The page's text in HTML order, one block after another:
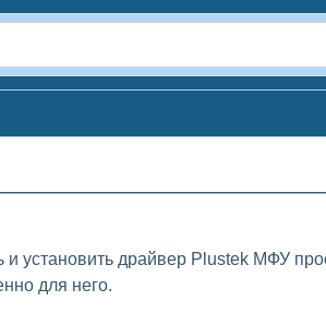
установить драйвер Plustek МФУ
для него.